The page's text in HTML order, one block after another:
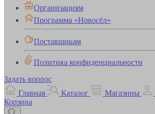
Организациям
Программа «Новосёл»
Поставщикам
Политика конфиденциальности
Задать вопрос
Главная
Каталог Магазины
Корзина